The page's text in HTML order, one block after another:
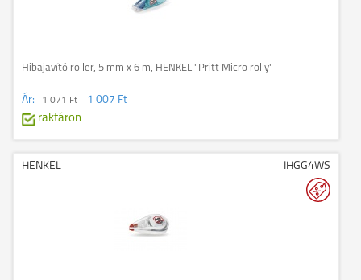
Hibajavító roller, 5 mm x 6 m, HENKEL "Pritt Micro rolly"
Ár: 1 071 Ft
1 007 Ft
raktáron
HENKEL IHGG4WS